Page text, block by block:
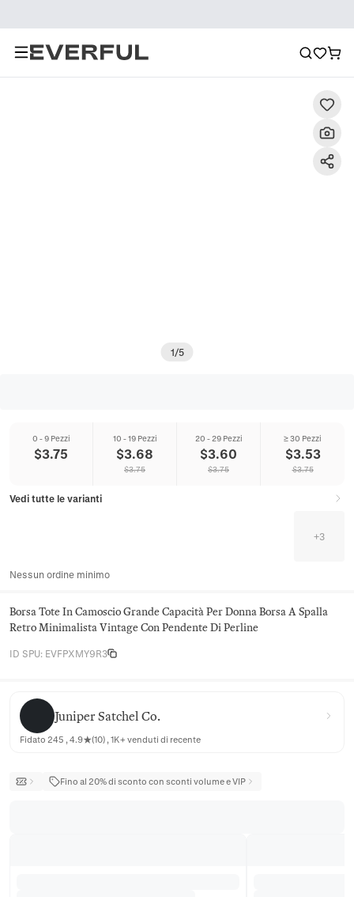
1/5
0 - 9 Pezzi
$3.75
10 - 19 Pezzi
$3.68
$3.75
20 - 29 Pezzi
$3.60
$3.75
≥ 30 Pezzi
$3.53
$3.75
Vedi tutte le varianti
+3
Nessun ordine minimo
Borsa Tote In Camoscio Grande Capacità Per Donna Borsa A Spalla
Retro Minimalista Vintage Con Pendente Di Perline
ID SPU: EVFPXMY9R3
Juniper Satchel Co.
Juniper Satchel Co.
Fidato 245 , 4.9★(10) , 1K+ venduti di recente
Fino al 20% di sconto con sconti volume e VIP